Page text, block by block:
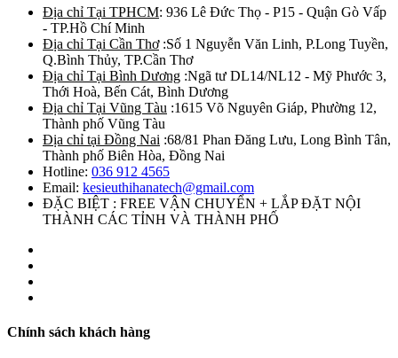
Địa chỉ Tại TPHCM: 936 Lê Đức Thọ - P15 - Quận Gò Vấp
- TP.Hồ Chí Minh
Địa chỉ Tại Cần Thơ:Số 1 Nguyễn Văn Linh, P.Long Tuyền,
Q.Bình Thủy, TP.Cần Thơ
Địa chỉ Tại Bình Dương :Ngã tư DL14/NL12 - Mỹ Phước 3,
Thới Hoà, Bến Cát, Bình Dương
Địa chỉ Tại Vũng Tàu :1615 Võ Nguyên Giáp, Phường 12,
Thành phố Vũng Tàu
Địa chỉ tại Đồng Nai :68/81 Phan Đăng Lưu, Long Bình Tân,
Thành phố Biên Hòa, Đồng Nai
Hotline: 036 912 4565
Email: kesieuthihanatech@gmail.com
ĐẶC BIỆT : FREE VẬN CHUYỂN + LẮP ĐẶT NỘI
THÀNH CÁC TỈNH VÀ THÀNH PHỐ
Chính sách khách hàng